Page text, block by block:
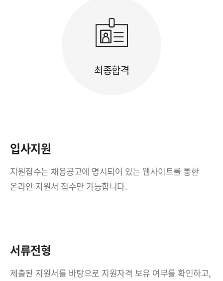
최종합격
입사지원
지원접수는 채용공고에 명시되어 있는 웹사이트를 통한
온라인 지원서 접수만 가능합니다.
서류전형
제출된 지원서를 바탕으로 지원자격 보유 여부를 확인하고,